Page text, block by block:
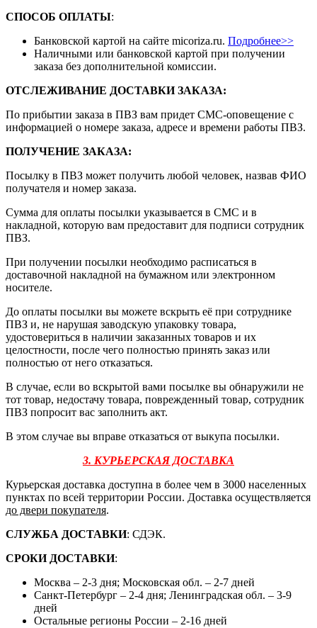
СПОСОБ ОПЛАТЫ:
Банковской картой на сайте micoriza.ru. Подробнее>>
Наличными или банковской картой при получении
заказа без дополнительной комиссии.
ОТСЛЕЖИВАНИЕ ДОСТАВКИ ЗАКАЗА:
По прибытии заказа в ПВЗ вам придет СМС-оповещение с
информацией о номере заказа, адресе и времени работы ПВЗ.
ПОЛУЧЕНИЕ ЗАКАЗА:
Посылку в ПВЗ может получить любой человек, назвав ФИО
получателя и номер заказа.
Сумма для оплаты посылки указывается в СМС и в
накладной, которую вам предоставит для подписи сотрудник
ПВЗ.
При получении посылки необходимо расписаться в
доставочной накладной на бумажном или электронном
носителе.
До оплаты посылки вы можете вскрыть её при сотруднике
ПВЗ и, не нарушая заводскую упаковку товара,
удостовериться в наличии заказанных товаров и их
целостности, после чего полностью принять заказ или
полностью от него отказаться.
В случае, если во вскрытой вами посылке вы обнаружили не
тот товар, недостачу товара, поврежденный товар, сотрудник
ПВЗ попросит вас заполнить акт.
В этом случае вы вправе отказаться от выкупа посылки.
3. КУРЬЕРСКАЯ ДОСТАВКА
Курьерская доставка доступна в более чем в 3000 населенных
пунктах по всей территории России. Доставка осуществляется
до двери покупателя.
СЛУЖБА ДОСТАВКИ: СДЭК.
СРОКИ ДОСТАВКИ:
Москва – 2-3 дня; Московская обл. – 2-7 дней
Санкт-Петербург – 2-4 дня; Ленинградская обл. – 3-9
дней
Остальные регионы России – 2-16 дней